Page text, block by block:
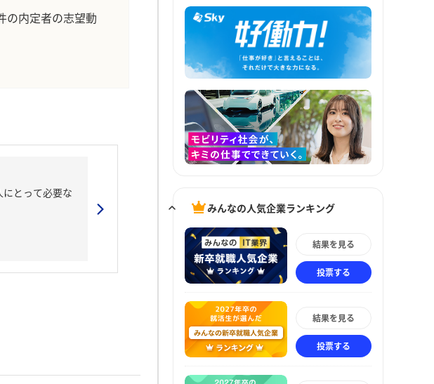
の内定者の志望動
とって必要な
みんなの人気企業ランキング
結果を見る
投票する
結果を見る
投票する